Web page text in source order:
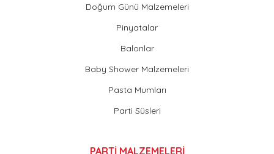
Doğum Günü Malzemeleri
Pinyatalar
Balonlar
Baby Shower Malzemeleri
Pasta Mumları
Parti Süsleri
PARTİ MALZEMELERİ